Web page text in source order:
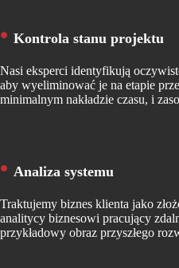
Kontrola stanu projektu
Nasi eksperci identyfikują
aby wyeliminować je na etapie
minimalnym nakładzie czasu, i
Analiza systemu
Traktujemy biznes klienta jako
analitycy biznesowi pracujący
przykładowy obraz przyszłego